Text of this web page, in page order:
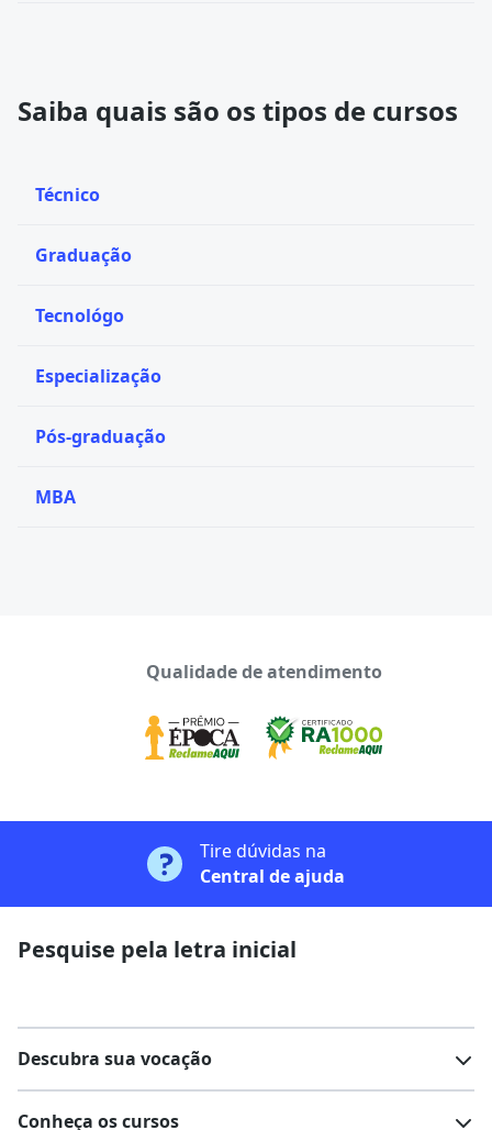
Saiba quais são os tipos de cursos
Técnico
Graduação
Tecnológo
Especialização
Pós-graduação
MBA
Qualidade de atendimento
Tire dúvidas na
Central de ajuda
Pesquise pela letra inicial
Descubra sua vocação
Conheça os cursos